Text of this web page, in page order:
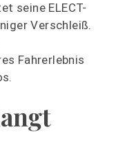
seine ELECT-
Verschleiß.
Fahrerlebnis